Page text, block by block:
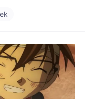
消耗。相比国内其他主